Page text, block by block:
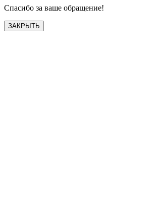
Спасибо за ваше обращение!
ЗАКРЫТЬ